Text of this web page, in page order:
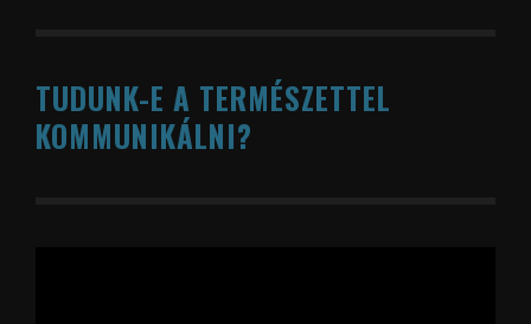
TUDUNK-E A TERMÉSZETTEL
KOMMUNIKÁLNI?